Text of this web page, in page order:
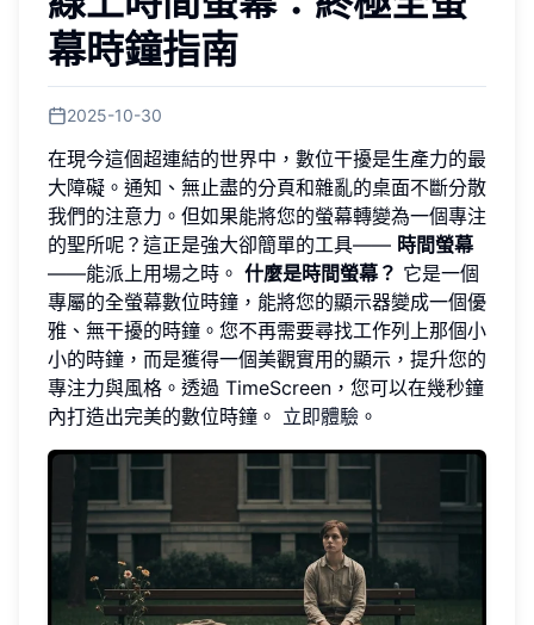
幕時鐘指南
2025-10-30
在現今這個超連結的世界中，數位干擾是生產力的最
大障礙。通知、無止盡的分頁和雜亂的桌面不斷分散
我們的注意力。但如果能將您的螢幕轉變為一個專注
的聖所呢？這正是強大卻簡單的工具—— 時間螢幕
——能派上用場之時。 什麼是時間螢幕？ 它是一個
專屬的全螢幕數位時鐘，能將您的顯示器變成一個優
雅、無干擾的時鐘。您不再需要尋找工作列上那個小
小的時鐘，而是獲得一個美觀實用的顯示，提升您的
專注力與風格。透過 TimeScreen，您可以在幾秒鐘
內打造出完美的數位時鐘。 立即體驗 。